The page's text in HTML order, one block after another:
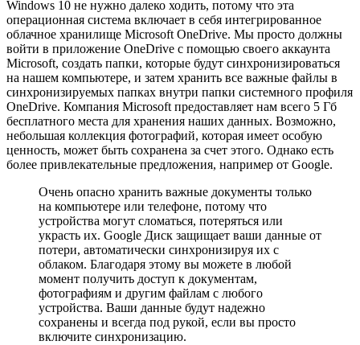
Windows 10 не нужно далеко ходить, потому что эта
операционная система включает в себя интегрированное
облачное хранилище Microsoft OneDrive. Мы просто должны
войти в приложение OneDrive с помощью своего аккаунта
Microsoft, создать папки, которые будут синхронизироваться
на нашем компьютере, и затем хранить все важные файлы в
синхронизируемых папках внутри папки системного профиля
OneDrive. Компания Microsoft предоставляет нам всего 5 Гб
бесплатного места для хранения наших данных. Возможно,
небольшая коллекция фотографий, которая имеет особую
ценность, может быть сохранена за счет этого. Однако есть
более привлекательные предложения, например от Google.
Очень опасно хранить важные документы только
на компьютере или телефоне, потому что
устройства могут сломаться, потеряться или
украсть их. Google Диск защищает ваши данные от
потери, автоматически синхронизируя их с
облаком. Благодаря этому вы можете в любой
момент получить доступ к документам,
фотографиям и другим файлам с любого
устройства. Ваши данные будут надежно
сохранены и всегда под рукой, если вы просто
включите синхронизацию.